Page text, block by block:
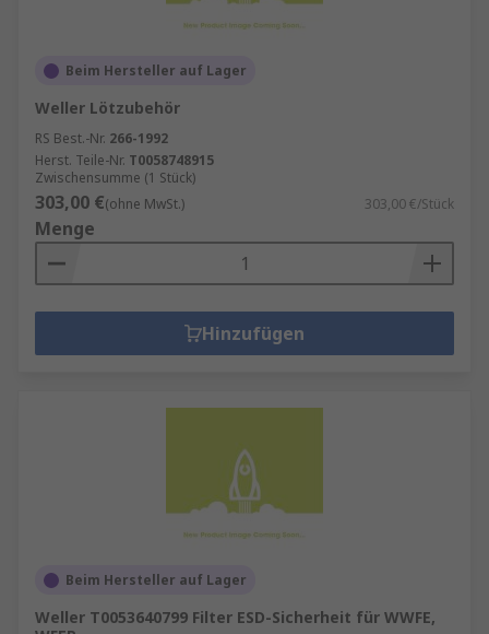
Beim Hersteller auf Lager
Weller Lötzubehör
RS Best.-Nr. 266-1992
Herst. Teile-Nr. T0058748915
Zwischensumme (1 Stück)
303,00 €(ohne MwSt.) 303,00 €/Stück
Menge
Hinzufügen
Beim Hersteller auf Lager
Weller T0053640799 Filter ESD-Sicherheit für WWFE,